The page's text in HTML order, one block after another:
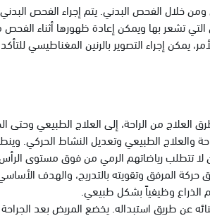
خلال الفحص البدني. يتم إجراء الفحص
تشعر بها ويمكن إعادة ظهورها أثناء الفحص
يمكن إجراء التصوير بالرنين المغناطيسي
العلاج من الراحة، إلى العلاج الطبيعي وحتى
والعلاج الطبيعي وتعديل النشاط
لا تتطلب رياضاتهم الرمي من فوق مستوى الرأس.
المرفق وتقويته بالتدريج، والهدف
الذراع وظيفياً بشكل طبيعي.
عن طريق استبداله. يخضع المريض بعد الجراحة